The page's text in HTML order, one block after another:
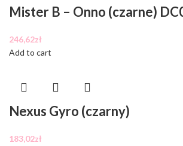
Mister B – Onno (czarne)
246,62zł
Add to cart
Nexus Gyro (czarny)
183,02zł